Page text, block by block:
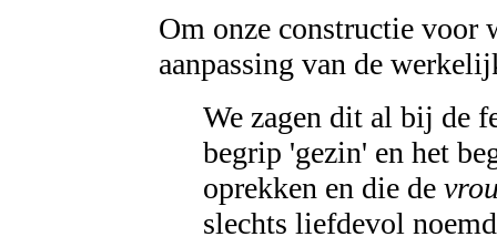
Om onze constructie voor
aanpassing van de
We zagen dit al bij de
begrip 'gezin' en het
oprekken en die de
slechts liefdevol